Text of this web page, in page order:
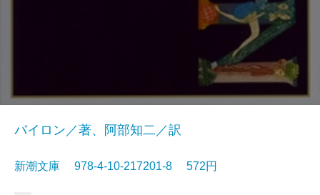
バイロン／著、阿部知二／訳
新潮文庫 978-4-10-217201-8 572円